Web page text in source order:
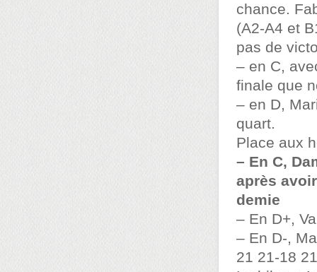
chance.
(A2-A4 et
pas de
– en C,
finale que
– en D,
quart.
Place aux
– En C,
après
demie
– En D+,
– En D-,
21 21-18